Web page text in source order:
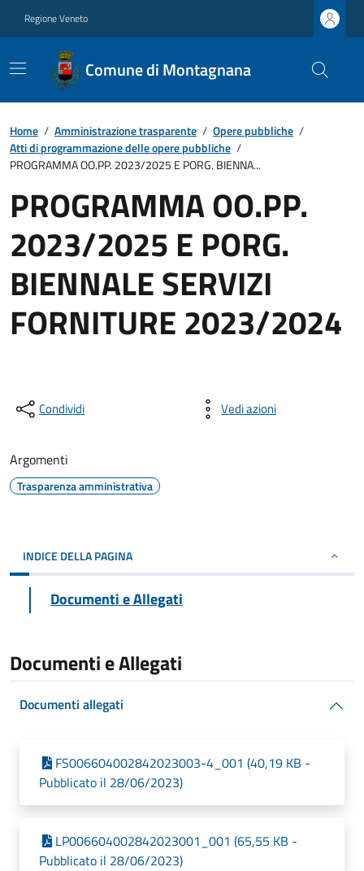
Regione Veneto
Comune di Montagnana
Home / Amministrazione trasparente / Opere pubbliche /
Atti di programmazione delle opere pubbliche /
PROGRAMMA OO.PP. 2023/2025 E PORG. BIENNA...
PROGRAMMA OO.PP.
2023/2025 E PORG.
BIENNALE SERVIZI
FORNITURE 2023/2024
Condividi Vedi azioni
Argomenti
Trasparenza amministrativa
INDICE DELLA PAGINA
Documenti e Allegati
Documenti e Allegati
Documenti allegati
FS006604002842023003-4_001 (40,19 KB -
Pubblicato il 28/06/2023)
LP006604002842023001_001 (65,55 KB -
Pubblicato il 28/06/2023)